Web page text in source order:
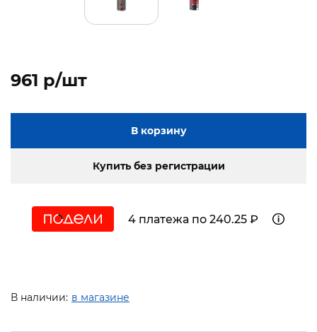
961 p/шт
В корзину
Купить без регистрации
4 платежа по 240.25 ₽
В наличии: в магазине